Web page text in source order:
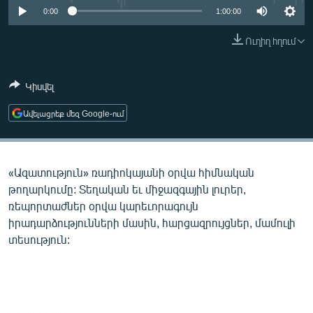
ՄԻՋԱԶԳԱՅԻՆ
ՄԵԿՆԱԲԱՆՈՒԹՅՈՒՆ
ՏՏ ԵՒ ԻՆՏԵՐՆԵՏ
ԿՈՐՈՆԱՎԻՐՈՒՍ
ՏԵՍԱՆՅՈՒԹԵՐ
ԲԱՆԱՎԵՃ
ՁԳՏԵԼՈՎ ԼԱՎԱԳՈՒՅՆԻՆ
0:00 1:00:00
Ուղիղ հղում
Կիսվել
Ավելացրեք մեզ Google-ում
«Ազատություն» ռադիոկայանի օրվա հիմնական
թողարկումը: Տեղական եւ միջազգային լուրեր,
ռեպորտաժներ օրվա կարեւորագույն
իրադարձությունների մասին, հարցազրույցներ, մամուլի
տեսություն: